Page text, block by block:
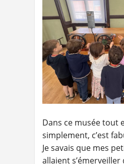
Dans ce musée tout
simplement, c’est
Je savais que mes
allaient